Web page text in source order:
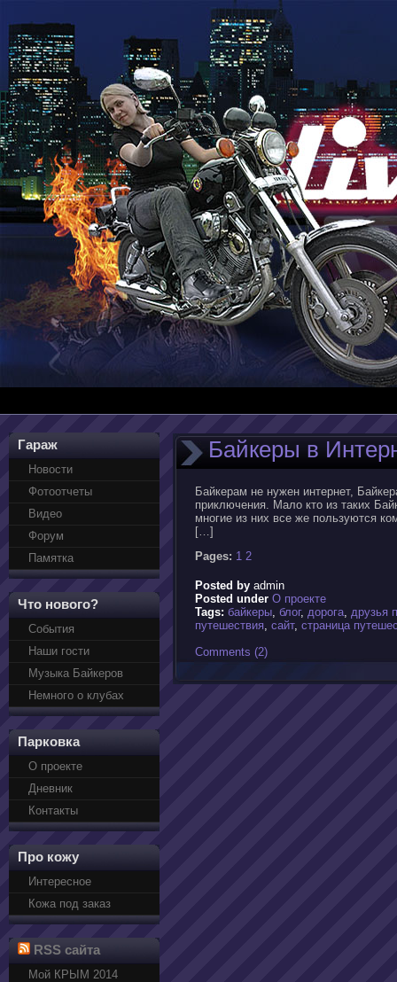
Гараж
Новости
Фотоотчеты
Видео
Форум
Памятка
Что нового?
События
Наши гости
Музыка Байкеров
Немного о клубах
Парковка
О проекте
Дневник
Контакты
Про кожу
Интересное
Кожа под заказ
RSS сайта
Мой КРЫМ 2014
Байкеры в
Байкерам не нужен интернет,
приключения. Мало кто из таких
многие из них все же пользуются
[…]
Pages: 1 2
Posted by admin
Posted under О проекте
Tags: байкеры, блог, дорога, друзья
путешествия, сайт, страница
Comments (2)